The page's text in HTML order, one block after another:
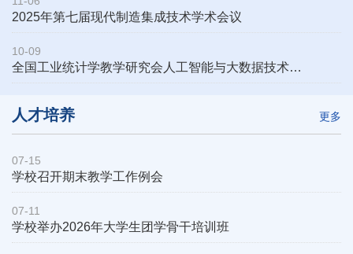
2025年第七届现代制造集成技术学术会议
10-09
全国工业统计学教学研究会人工智能与大数据技术专业委员会成立大会暨...
人才培养 更多
07-15
学校召开期末教学工作例会
07-11
学校举办2026年大学生团学骨干培训班